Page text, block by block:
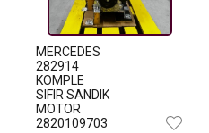
MERCEDES
282914
KOMPLE
SIFIR SANDIK
MOTOR
2820109703